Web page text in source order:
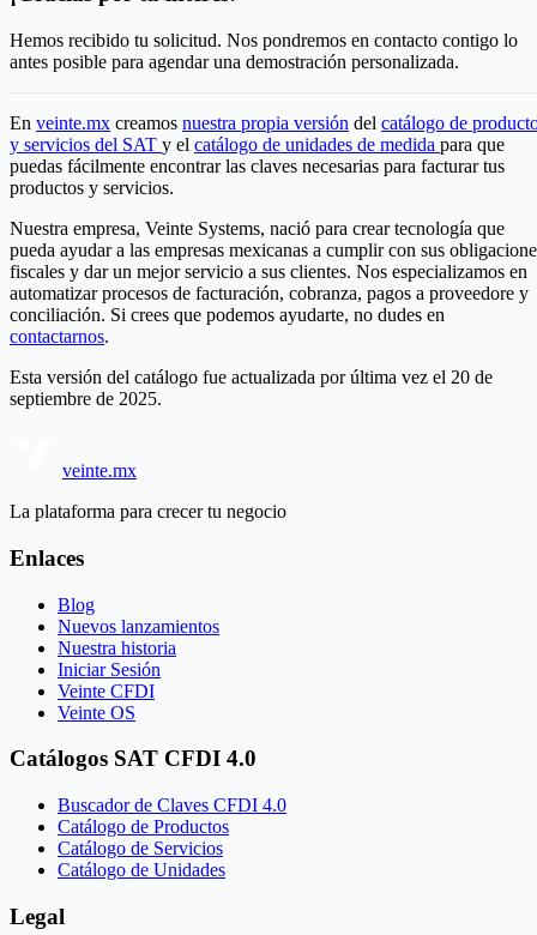
Hemos recibido tu solicitud. Nos pondremos en contacto contigo lo
antes posible para agendar una demostración personalizada.
En veinte.mx creamos nuestra propia versión del catálogo de
y servicios del SAT y el catálogo de unidades de medida para que
puedas fácilmente encontrar las claves necesarias para facturar tus
productos y servicios.
Nuestra empresa, Veinte Systems, nació para crear tecnología que
pueda ayudar a las empresas mexicanas a cumplir con sus
fiscales y dar un mejor servicio a sus clientes. Nos especializamos en
automatizar procesos de facturación, cobranza, pagos a proveedore y
conciliación. Si crees que podemos ayudarte, no dudes en
contactarnos.
Esta versión del catálogo fue actualizada por última vez el 20 de
septiembre de 2025.
veinte.mx
La plataforma para crecer tu negocio
Enlaces
Blog
Nuevos lanzamientos
Nuestra historia
Iniciar Sesión
Veinte CFDI
Veinte OS
Catálogos SAT CFDI 4.0
Buscador de Claves CFDI 4.0
Catálogo de Productos
Catálogo de Servicios
Catálogo de Unidades
Legal